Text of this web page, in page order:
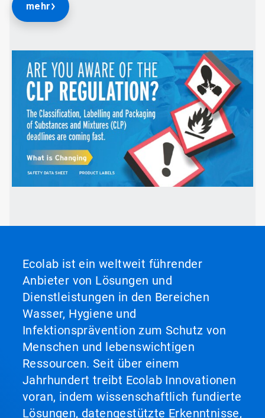
mehr
Ecolab ist ein weltweit führender
Anbieter von Lösungen und
Dienstleistungen in den Bereichen
Wasser, Hygiene und
Infektionsprävention zum Schutz von
Menschen und lebenswichtigen
Ressourcen. Seit über einem
Jahrhundert treibt Ecolab Innovationen
voran, indem wissenschaftlich fundierte
Lösungen, datengestützte Erkenntnisse,